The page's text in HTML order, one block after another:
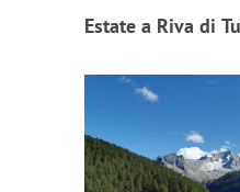
Estate a Riva di